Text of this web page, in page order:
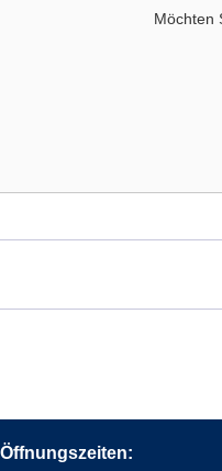
Möchten
Öffnungszeiten: